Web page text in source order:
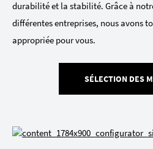
durabilité et la stabilité. Grâce à
différentes entreprises, nous avons
appropriée pour vous.
SÉLECTION DES